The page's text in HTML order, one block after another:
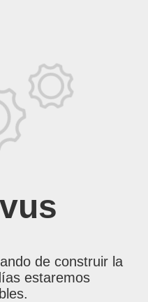
de construir la
estaremos